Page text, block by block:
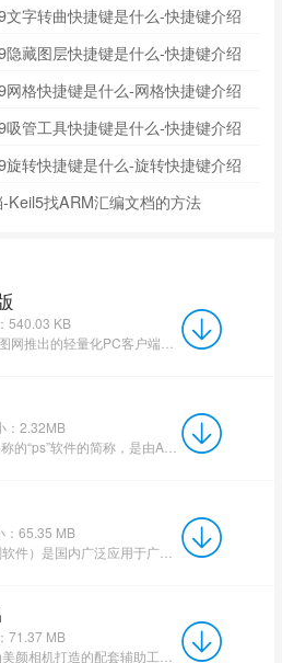
字转曲快捷键是什么-快捷键介绍
藏图层快捷键是什么-快捷键介绍
格快捷键是什么-网格快捷键介绍
管工具快捷键是什么-快捷键介绍
转快捷键是什么-旋转快捷键介绍
Keil5找ARM汇编文档的方法
540.03 KB
：2.32MB
Photoshop是人们俗称的“ps”软件的简称，是由Adobe公司开发和发行的功能十分强大的图像处理软件。Photosho...
：65.35 MB
文泰刻绘（文泰雕刻软件）是国内广泛应用于广告制作、标识标牌及工艺礼品行业的专业矢量图形设计与雕刻输出软...
71.37 MB